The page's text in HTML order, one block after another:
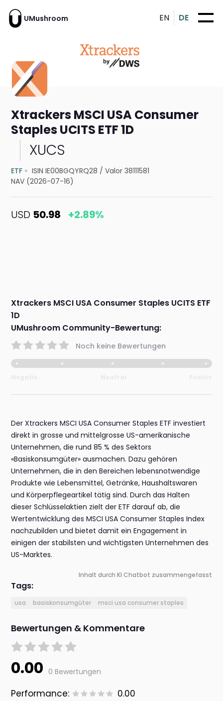
UMushroom EN DE
Xtrackers MSCI USA Consumer
Staples UCITS ETF 1D
XUCS
ETF ISIN IE00BGQYRQ28 /Valor 38111581
NAV (2026-07-16)
USD 50.98 +2.89%
Xtrackers MSCI USA Consumer Staples UCITS ETF
1D
UMushroom Community-Bewertung:
Noch keine Bewertungen
Der Xtrackers MSCI USA Consumer Staples ETF investiert
direkt in grosse und mittelgrosse US-amerikanische
Unternehmen, die rund 85 % des Sektors
«Basiskonsumgüter» ausmachen. Dazu gehören
Unternehmen, die in den Bereichen lebensnotwendige
Produkte wie Lebensmittel, Getränke, Haushaltswaren
und Körperpflegeartikel tätig sind. Durch das Halten
dieser Schlüsselaktien zielt der ETF darauf ab, die
Wertentwicklung des MSCI USA Consumer Staples Index
nachzubilden und bietet damit ein Engagement in
einigen der stabilsten und wichtigsten Unternehmen des
US-Marktes.
Inhalt durch KI Chatbot zusammengefasst
Tags:
usa basiskonsumgüter msci usa consumer staples
Bewertungen & Kommentare
0.00 0 Bewertungen
Performance:
0.00